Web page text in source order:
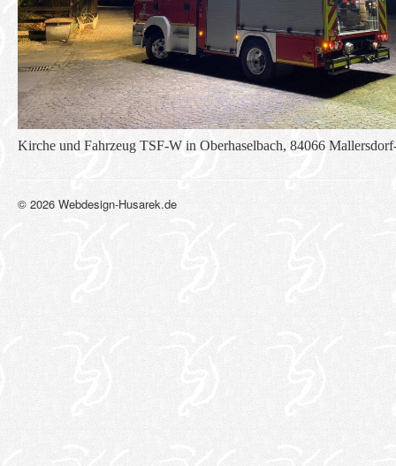
Kirche und Fahrzeug TSF-W in Oberhaselbach, 84066
© 2026 Webdesign-Husarek.de